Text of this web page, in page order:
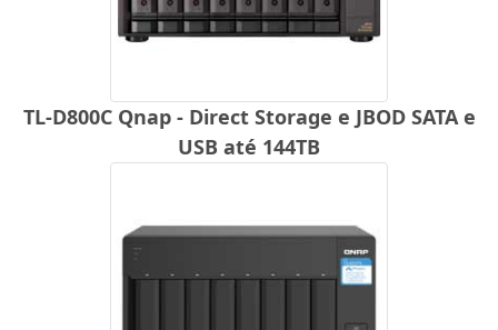
TL-D800C Qnap - Direct Storage e JBOD SATA e
USB até 144TB